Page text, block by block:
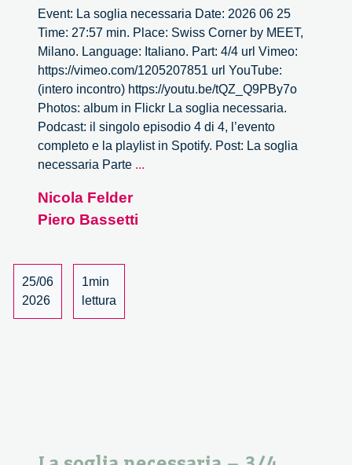
Event: La soglia necessaria Date: 2026 06 25
Time: 27:57 min. Place: Swiss Corner by MEET,
Milano. Language: Italiano. Part: 4/4 url Vimeo:
https://vimeo.com/1205207851 url YouTube:
(intero incontro) https://youtu.be/tQZ_Q9PBy7o
Photos: album in Flickr La soglia necessaria.
Podcast: il singolo episodio 4 di 4, l’evento
completo e la playlist in Spotify. Post: La soglia
necessaria Parte ...
Nicola Felder
Piero Bassetti
25/06
2026
1min
lettura